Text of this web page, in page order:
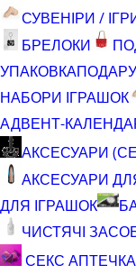
СУВЕНІРИ /
БРЕЛОКИ
УПАКОВКА
НАБОРИ ІГРАШОК
АДВЕНТ-
АКСЕСУАРИ
АКСЕСУАРИ
ДЛЯ ІГРАШОК
ЧИСТЯЧІ
СЕКС АПТЕЧКА